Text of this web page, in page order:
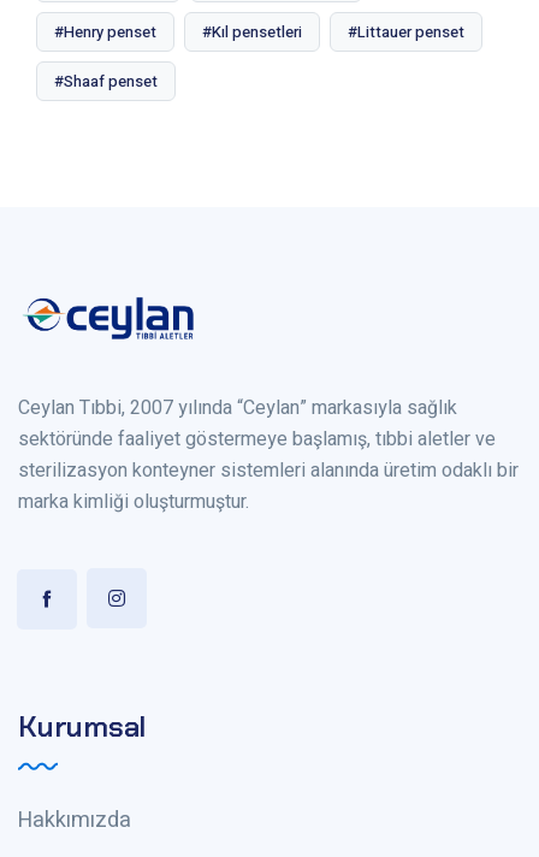
#Henry penset #Kıl pensetleri #Littauer penset
#Shaaf penset
Ceylan Tıbbi, 2007 yılında “Ceylan” markasıyla sağlık
sektöründe faaliyet göstermeye başlamış, tıbbi aletler ve
sterilizasyon konteyner sistemleri alanında üretim odaklı bir
marka kimliği oluşturmuştur.
Kurumsal
Hakkımızda